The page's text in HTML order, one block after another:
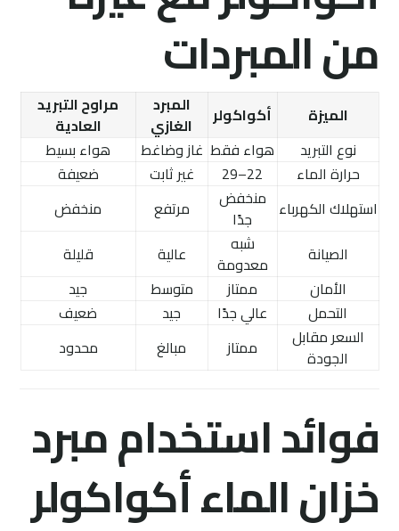
من المبردات
الميزة أكواكولر
المبرد
الغازي
مراوح التبريد
العادية
نوع التبريد
هواء فقط غاز وضاغط
هواء بسيط
حرارة الماء
22–29 غير ثابت
ضعيفة
استهلاك الكهرباء منخفض
جدًا
مرتفع
منخفض
الصيانة
شبه
معدومة
عالية
قليلة
الأمان
ممتاز متوسط
جيد
التحمل
عالي جدًا جيد
ضعيف
السعر مقابل
الجودة
ممتاز مبالغ محدود
فوائد استخدام مبرد
خزان الماء أكواكولر